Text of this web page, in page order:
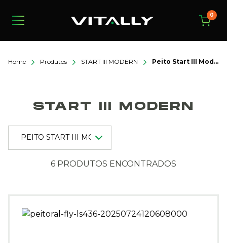
0
Home Produtos START III MODERN Peito Start III Modern
START III MODERN
6 PRODUTOS ENCONTRADOS